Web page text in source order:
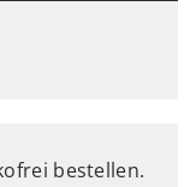
bestellen.